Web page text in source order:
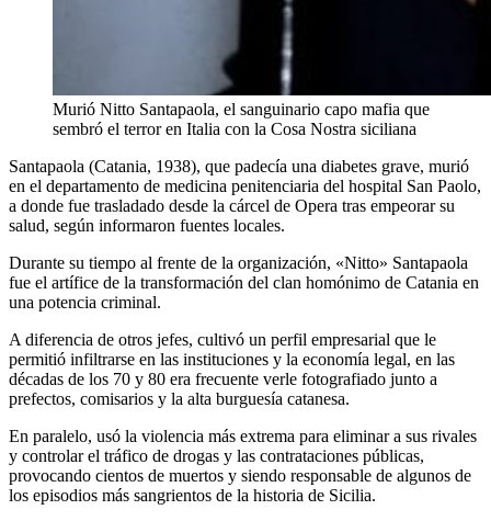
Murió Nitto Santapaola, el sanguinario capo mafia que
sembró el terror en Italia con la Cosa Nostra siciliana
Santapaola (Catania, 1938), que padecía una diabetes grave, murió
en el departamento de medicina penitenciaria del hospital San Paolo,
a donde fue trasladado desde la cárcel de Opera tras empeorar su
salud, según informaron fuentes locales.
Durante su tiempo al frente de la organización, «Nitto» Santapaola
fue el artífice de la transformación del clan homónimo de Catania en
una potencia criminal.
A diferencia de otros jefes, cultivó un perfil empresarial que le
permitió infiltrarse en las instituciones y la economía legal, en las
décadas de los 70 y 80 era frecuente verle fotografiado junto a
prefectos, comisarios y la alta burguesía catanesa.
En paralelo, usó la violencia más extrema para eliminar a sus rivales
y controlar el tráfico de drogas y las contrataciones públicas,
provocando cientos de muertos y siendo responsable de algunos de
los episodios más sangrientos de la historia de Sicilia.